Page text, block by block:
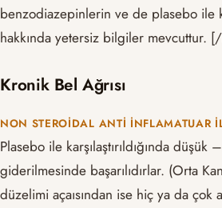
benzodiazepinlerin ve de plasebo ile
hakkında yetersiz bilgiler mevcuttur.
Kronik Bel Ağrısı
NON STEROIDAL ANTI İNFLAMATUAR
Plasebo ile karşılaştırıldığında düşük
giderilmesinde başarılıdırlar. (Orta
düzelimi açaısından ise hiç ya da çok